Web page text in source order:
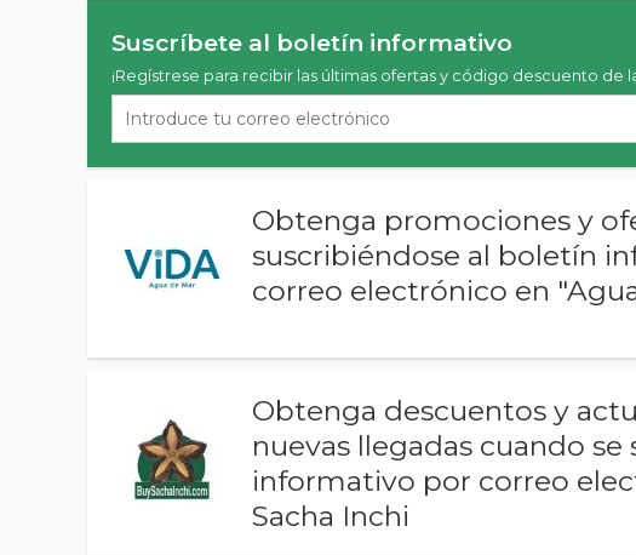
Suscríbete al boletín informativo
¡Regístrese para recibir las últimas ofertas y código descuento de
Obtenga promociones y
suscribiéndose al boletín
correo electrónico en
Obtenga descuentos y
nuevas llegadas cuando
informativo por correo
Sacha Inchi